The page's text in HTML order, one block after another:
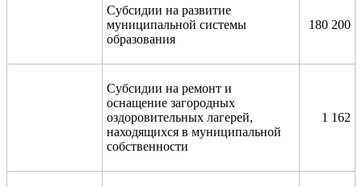
Субсидии на развитие
муниципальной системы
образования
180 200
Субсидии на ремонт и
оснащение загородных
оздоровительных лагерей,
находящихся в муниципальной
собственности
1 162